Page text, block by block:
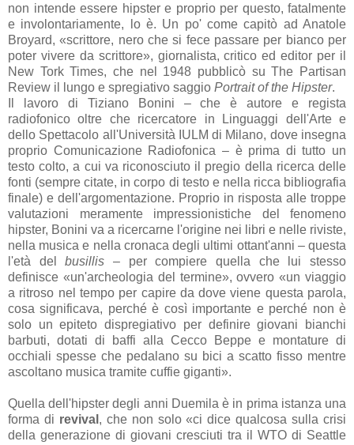
non intende essere hipster e proprio per questo, fatalmente
e involontariamente, lo è. Un po' come capitò ad Anatole
Broyard, «scrittore, nero che si fece passare per bianco per
poter vivere da scrittore», giornalista, critico ed editor per il
New Tork Times, che nel 1948 pubblicò su The Partisan
Review il lungo e spregiativo saggio Portrait of the Hipster.
Il lavoro di Tiziano Bonini – che è autore e regista
radiofonico oltre che ricercatore in Linguaggi dell'Arte e
dello Spettacolo all'Università IULM di Milano, dove insegna
proprio Comunicazione Radiofonica – è prima di tutto un
testo colto, a cui va riconosciuto il pregio della ricerca delle
fonti (sempre citate, in corpo di testo e nella ricca bibliografia
finale) e dell'argomentazione. Proprio in risposta alle troppe
valutazioni meramente impressionistiche del fenomeno
hipster, Bonini va a ricercarne l'origine nei libri e nelle riviste,
nella musica e nella cronaca degli ultimi ottant'anni – questa
l'età delbusillis – per compiere quella che lui stesso
definisce «un'archeologia del termine», ovvero «un viaggio
a ritroso nel tempo per capire da dove viene questa parola,
cosa significava, perché è così importante e perché non è
solo un epiteto dispregiativo per definire giovani bianchi
barbuti, dotati di baffi alla Cecco Beppe e montature di
occhiali spesse che pedalano su bici a scatto fisso mentre
ascoltano musica tramite cuffie giganti».
Quella dell'hipster degli anni Duemila è in prima istanza una
forma di revival , che non solo «ci dice qualcosa sulla crisi
della generazione di giovani cresciuti tra il WTO di Seattle